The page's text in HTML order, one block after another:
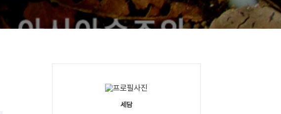
세담